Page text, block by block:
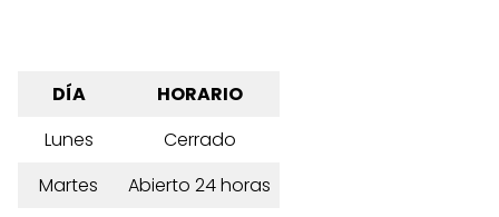
DÍA
HORARIO
Lunes
Cerrado
Martes
Abierto 24 horas